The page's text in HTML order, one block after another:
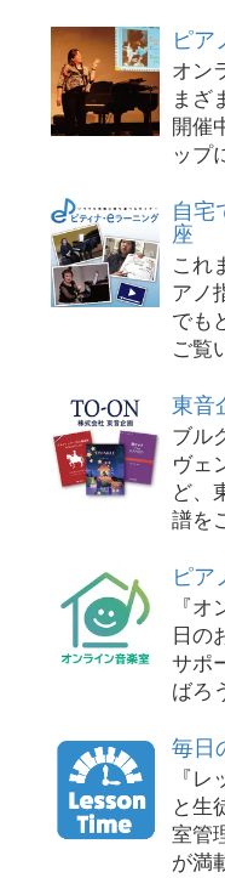
ピア
オン
まざ
開催
ップ
自宅
座
これ
アノ
でも
ご覧
東音
ブル
ヴェ
ど、
譜を
ピア
『
日の
サポ
ばろ
毎日
『
と生
室管
が満